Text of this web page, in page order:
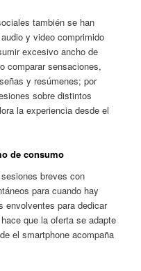
también se han
y video comprimido
excesivo ancho de
comparar sensaciones,
y resúmenes; por
sobre distintos
la experiencia desde el
de consumo
breves con
para cuando hay
envolventes para dedicar
que la oferta se adapte
el smartphone acompaña